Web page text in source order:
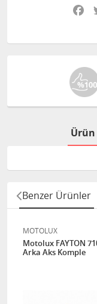
Benzer Ürünler
MOTOLUX
Motolux FAYTON 7100
Arka Aks Komple